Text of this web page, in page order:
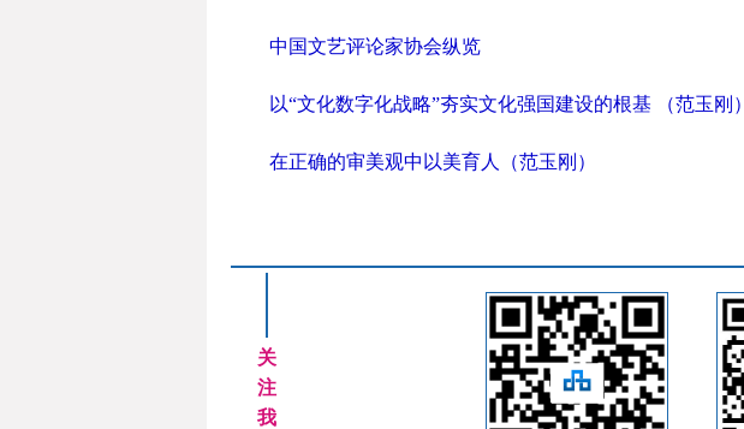
中国文艺评论家协会纵览
以“文化数字化战略”夯实文化强国建设的根基 （范玉刚）
在正确的审美观中以美育人（范玉刚）
关
注
我